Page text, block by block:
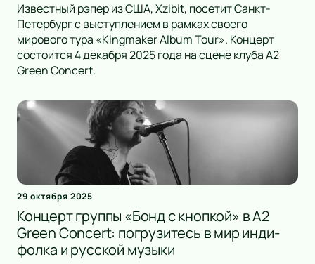
Известный рэпер из США, Xzibit, посетит Санкт-
Петербург с выступлением в рамках своего
мирового тура «Kingmaker Album Tour». Концерт
состоится 4 декабря 2025 года на сцене клуба А2
Green Concert.
29 октября 2025
Концерт группы «Бонд с кнопкой» в А2
Green Concert: погрузитесь в мир инди-
фолка и русской музыки